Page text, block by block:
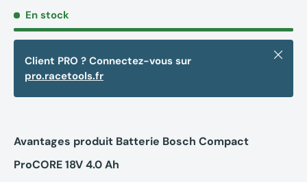
En stock
Client PRO ? Connectez-vous sur
pro.racetools.fr
Fermer
Avantages produit Batterie Bosch Compact
ProCORE 18V 4.0 Ah